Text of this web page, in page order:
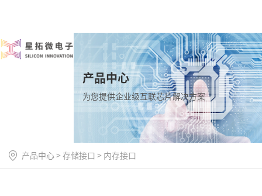
产品中心
为您提供企业级互联芯片解决方案
产品中心 > 存储接口 > 内存接口